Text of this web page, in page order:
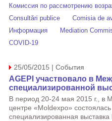
Комиссия по рассмотрению
Consultări publice
Comisia de
Информация
Mediation
COVID-19
25/05/2015 | События
AGEPI участвовало в
специализированной
В период 20-24 мая 2015 г., в
центре «Moldexpo»
специализированная